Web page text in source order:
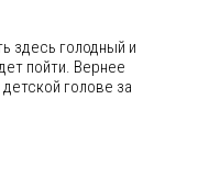
здесь голодный и
пойти. Вернее
голове за